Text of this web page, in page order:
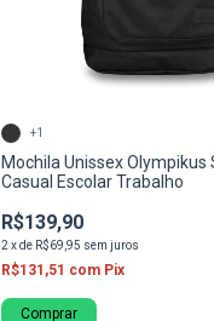
Mochila Unissex Olympikus
Casual Escolar Trabalho
R$139,90
2 xde R$69,95 sem juros
R$131,51 com Pix
+1
Comprar